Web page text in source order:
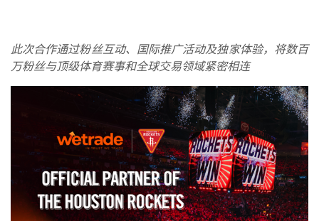
此次合作通过粉丝互动、国际推广活动及独家体验，将数百
万粉丝与顶级体育赛事和全球交易领域紧密相连